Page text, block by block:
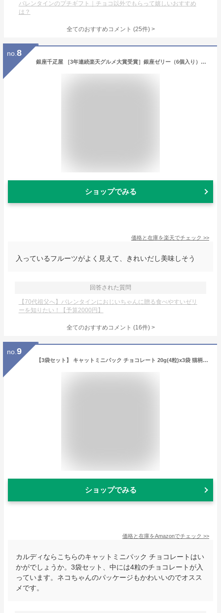
バレンタインのプチギフト｜チョコ以外でもらって嬉しいおすすめ
は？
全てのおすすめコメント (25件) >
no. 8
銀座千疋屋 ［3年連続楽天グルメ大賞受賞］銀座ゼリー（6個入り）［ポイント2倍］～ お中元 御中元 父の日 母の日 ゼリー ギフト 贈り物 フルーツ スイーツ プレゼント お菓子 内祝い 誕生日 お祝い 御礼 快気内祝 お見舞い 千疋屋 ～
ショップでみる
価格と在庫を楽天でチェック >>
入っているフルーツがよく見えて、きれいだし美味しそう
回答された質問
【70代祖父へ】バレンタインにおじいちゃんに贈る食べやすいゼリ
ーを知りたい！【予算2000円】
全てのおすすめコメント (16件) >
no. 9
【3袋セット】 キャットミニパック チョコレート 20g(4粒)x3袋 猫柄 パック カルディ絵柄はランダム 可愛い チョコ 小分け
ショップでみる
価格と在庫をAmazonでチェック >>
カルディならこちらのキャットミニパック チョコレートはい
かがでしょうか。3袋セット、中には4粒のチョコレートが入
っています。ネコちゃんのパッケージもかわいいのでオスス
メです。